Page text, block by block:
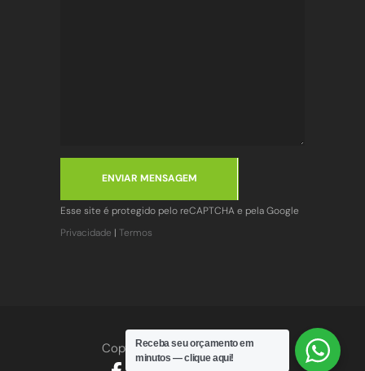
ENVIAR MENSAGEM
Esse site é protegido pelo reCAPTCHA e pela Google
Privacidade | Termos
Copyright2026© R-1 Fitness
Receba seu orçamento em
minutos — clique aqui!